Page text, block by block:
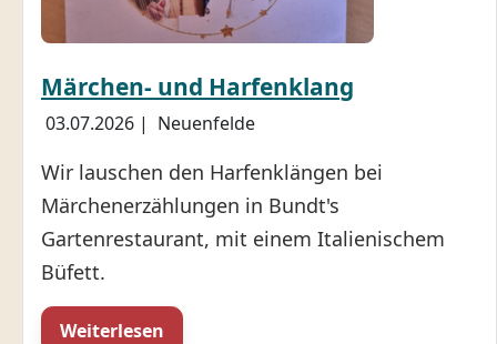
Märchen- und Harfenklang
03.07.2026 | Neuenfelde
Wir lauschen den Harfenklängen bei
Märchenerzählungen in Bundt's
Gartenrestaurant, mit einem Italienischem
Büfett.
Weiterlesen